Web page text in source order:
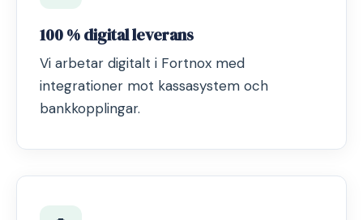
100 % digital leverans
Vi arbetar digitalt i Fortnox med
integrationer mot kassasystem och
bankkopplingar.